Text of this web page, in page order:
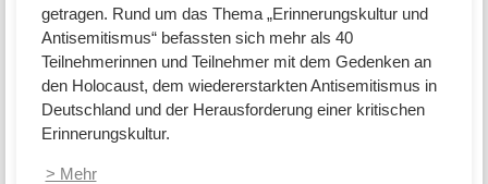
getragen. Rund um das Thema „Erinnerungskultur und
Antisemitismus“ befassten sich mehr als 40
Teilnehmerinnen und Teilnehmer mit dem Gedenken an
den Holocaust, dem wiedererstarkten Antisemitismus in
Deutschland und der Herausforderung einer kritischen
Erinnerungskultur.
> Mehr